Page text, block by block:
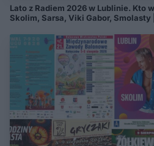
Lato z Radiem 2026 w Lublinie. Kto
Skolim, Sarsa, Viki Gabor, Smolasty